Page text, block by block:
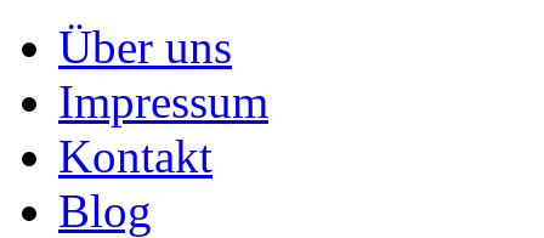
Über uns
Impressum
Kontakt
Blog